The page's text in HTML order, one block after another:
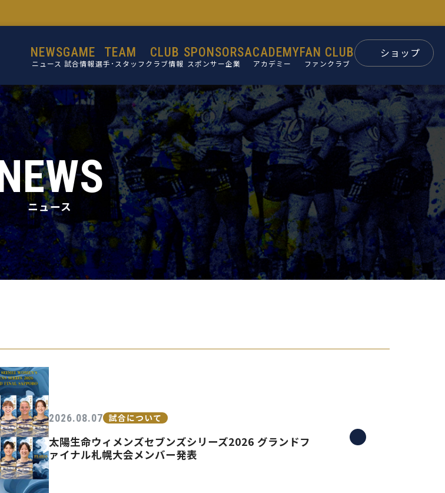
NEWS
ニュース
GAME
試合情報
TEAM
選手･スタッフ
選手
スタッフ
CLUB
クラブ情報
設立目的
活動理念
ミッション
ビジョン
コア・バリュー
クラブ概要
施設紹介
クラブ沿革
PEARLSの取り組み
SPONSORS
スポンサー企業
スポンサー
パートナー
後援会
ACADEMY
アカデミー
FAN CLUB
ファンクラブ
ショップ
ニュース
2026.08.07 試合について
太陽生命ウィメンズセブンズシリーズ2026 グランドフ
ァイナル札幌大会メンバー発表